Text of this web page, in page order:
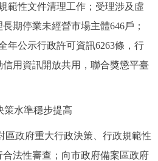
十六區概覽 人文北京
圖説北京 視頻北京
한국어
範性文件清理工作；受理涉及虛
期停業未經營市場主體646戶；
年公示行政許可資訊6263條，行
信用資訊開放共用，聯合獎懲平臺
水準穩步提高
政府重大行政決策、行政規範性
法性審查；向市政府備案區政府